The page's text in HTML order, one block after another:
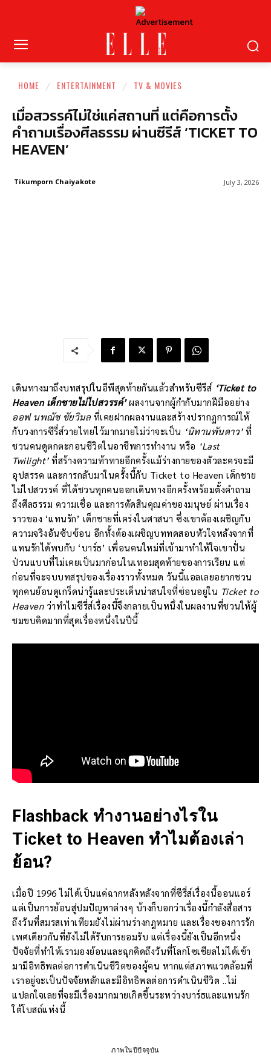
HOME ENTERTAINMENT TV & MOVIES
เมื่อสวรรค์ไม่ใช่แค่สถานที่ แต่คือการตั้ง
คำถามเรื่องศีลธรรม ผ่านซีรีส์ ‘TICKET TO
HEAVEN’
July 3, 2026
Tikumporn Chaiyakote
เดินทางมาถึงบทสรุปในอีพีสุดท้ายกันแล้วสำหรับซีรีส์ ‘Ticket to
Heaven เด็กชายไม่ไปสวรรค์’ผลงานจากผู้กำกับมากฝีมืออย่าง
ออฟ นพณัช ชัยวิมลที่เคยฝากผลงานและสร้างปรากฏการณ์ให้
กับวงการซีรี่ส์วายไทยไว้มากมายไม่ว่าจะเป็น ‘นิทานพันดาว’ที่
ชวนคนดูตกตะกอนชีวิตในอาชีพการทำงาน หรือ ‘Last
Twilight’ที่สร้างความท้าทายอีกครั้งแม้ร่างกายของตัวละครจะมี
อุปสรรค และการกลับมาในครั้งนี้กับ Ticket to Heaven เด็กชาย
ไม่ไปสวรรค์ ที่ได้ชวนทุกคนออกเดินทางอีกครั้งพร้อมตั้งคำถาม
ถึงศีลธรรม ความเชื่อ และการตัดสินคุณค่าของมนุษย์ ผ่านเรื่อง
ราวของ ‘แทนรัก’ เด็กชายที่เคร่งในศาสนา ซึ่งเขาต้องเผชิญกับ
ความจริงอันซับซ้อน อีกทั้งต้องเผชิญบททดสอบหัวใจหลังจากที่
แทนรักได้พบกับ ‘บาร์ธ’ เพื่อนคนใหม่ที่เข้ามาทำให้ใจเขาปั่น
ป่วนแบบที่ไม่เคยเป็นมาก่อนในเทอมสุดท้ายของการเรียน แต่
ก่อนที่จะจบบทสรุปของเรื่องราวทั้งหมด วันนี้แอลเลยอยากชวน
ทุกคนย้อนดูเกร็ดน่ารู้และประเด็นน่าสนใจที่ซ่อนอยู่ใน Ticket to
Heavenว่าทำไมซีรี่ส์เรื่องนี้จึงกลายเป็นหนึ่งในผลงานที่ชวนให้ผู้
ชมขบคิดมากที่สุดเรื่องหนึ่งในปีนี้
Flashback ทำงานอย่างไรใน
Ticket to Heaven ทำไมต้องเล่า
ย้อน?
เมื่อปี 1996 ไม่ได้เป็นแค่ฉากหลังหลังจากที่ซีรี่ส์เรื่องนี้ออนแอร์
แต่เป็นการย้อนสู่ปมปัญหาต่างๆ บ้างก็บอกว่าเรื่องนี้กำลังสื่อสาร
ถึงวันที่สมรสเท่าเทียมยังไม่ผ่านร่างกฎหมาย และเรื่องของการรัก
เพศเดียวกันที่ยังไม่ได้รับการยอมรับ แต่เรื่องนี้ยังเป็นอีกหนึ่ง
ปัจจัยที่ทำให้เรามองย้อนและฉุกคิดถึงวันที่โลกโซเชียลไม่ได้เข้า
มามีอิทธิพลต่อการดำเนินชีวิตของผู้คน หากแต่สภาพแวดล้อมที่
เราอยู่จะเป็นปัจจัยหลักและมีอิทธิพลต่อการดำเนินชีวิต ..ไม่
แปลกใจเลยที่จะมีเรื่องมากมายเกิดขึ้นระหว่างบาร์ธและแทนรัก
ใต้โบสถ์แห่งนี้
ภาพในปีปัจจุบัน